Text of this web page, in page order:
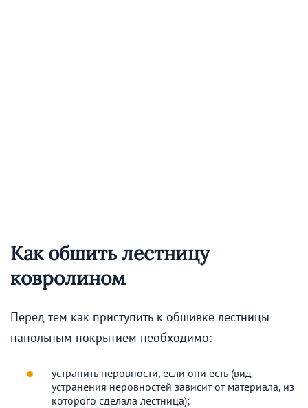
Как обшить лестницу
ковролином
Перед тем как приступить к обшивке лестницы
напольным покрытием необходимо:
устранить неровности, если они есть (вид
устранения неровностей зависит от материала, из
которого сделала лестница);